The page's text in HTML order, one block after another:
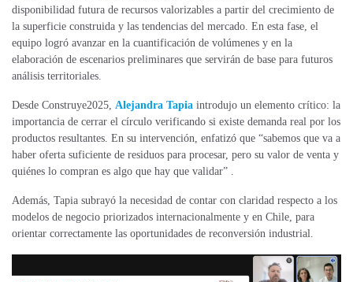
disponibilidad futura de recursos valorizables a partir del crecimiento de
la superficie construida y las tendencias del mercado. En esta fase, el
equipo logró avanzar en la cuantificación de volúmenes y en la
elaboración de escenarios preliminares que servirán de base para futuros
análisis territoriales.
Desde Construye2025, Alejandra Tapia introdujo un elemento crítico: la
importancia de cerrar el círculo verificando si existe demanda real por los
productos resultantes. En su intervención, enfatizó que “sabemos que va a
haber oferta suficiente de residuos para procesar, pero su valor de venta y
quiénes lo compran es algo que hay que validar” .
Además, Tapia subrayó la necesidad de contar con claridad respecto a los
modelos de negocio priorizados internacionalmente y en Chile, para
orientar correctamente las oportunidades de reconversión industrial.